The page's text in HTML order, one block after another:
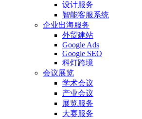
设计服务
智能客服系统
企业出海服务
外贸建站
Google Ads
Google SEO
科灯跨境
会议展览
学术会议
产业会议
展览服务
大赛服务